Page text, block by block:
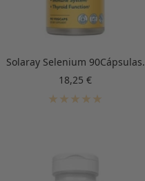
Solaray Selenium 90Cápsulas.
Precio
de
18,25 €